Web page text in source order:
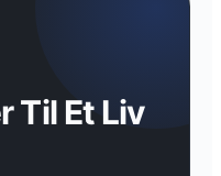
Til Et Liv